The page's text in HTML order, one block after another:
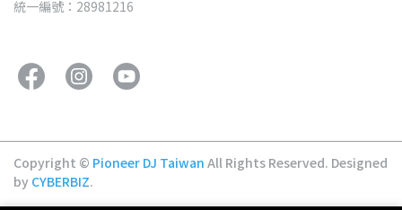
統一編號：28981216
Copyright © Pioneer DJ Taiwan All Rights Reserved. Designed
by CYBERBIZ.